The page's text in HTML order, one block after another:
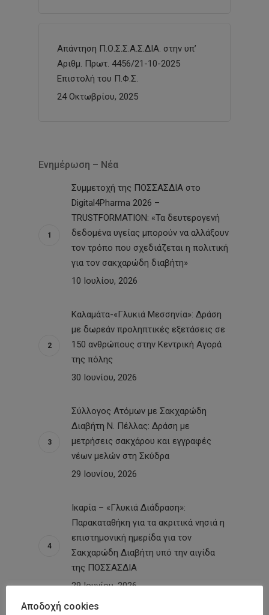
Απάντηση Π.Ο.Σ.Σ.Α.Σ.ΔΙΑ. στην υπ’
Αριθμ. Πρωτ. 4456/21-10-2025
Επιστολή του Π.Φ.Σ.
24 Οκτωβρίου, 2025
Ενημέρωση – Νέα
Συμμετοχή της ΠΟΣΣΑΣΔΙΑ στο
Digital4Pharma 2026 –
TRUSTFORMATION: «Τα δευτερογενή
δεδομένα υγείας μπορούν να αλλάξουν
τον τρόπο που σχεδιάζεται η πολιτική
για τον σακχαρώδη διαβήτη»
10 Ιουλίου, 2026
Καλαμάτα-«Γλυκιά Μεσσηνία»: Δράση
με δωρεάν προληπτικές εξετάσεις σε
150 ανθρώπους στην Κεντρική Αγορά
της πόλης
30 Ιουνίου, 2026
Σύλλογος Ατόμων με Σακχαρώδη
Διαβήτη Ν. Πέλλας: Δράση με
μετρήσεις σακχάρου και εγγραφές
νέων μελών στη Σκύδρα
29 Ιουνίου, 2026
Ικαρία – «Γλυκιά Διάδραση»:
Παρακαταθήκη για τα ακριτικά νησιά η
επιστημονική ημερίδα για τον
Σακχαρώδη Διαβήτη υπό την αιγίδα
της ΠΟΣΣΑΣΔΙΑ
29 Ιουνίου, 2026
Αποδοχή cookies